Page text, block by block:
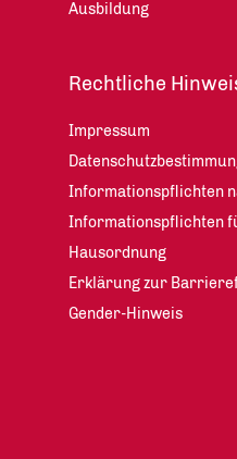
Ausbildung
Rechtliche
Impressum
Informationspflichten
Informationspflichten
Hausordnung
Erklärung zur
Gender-Hinweis